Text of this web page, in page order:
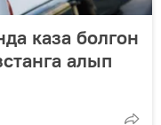
каза болгон
алып